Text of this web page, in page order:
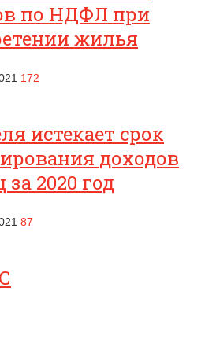
по НДФЛ при
жилья
172
истекает срок
доходов
2020 год
87